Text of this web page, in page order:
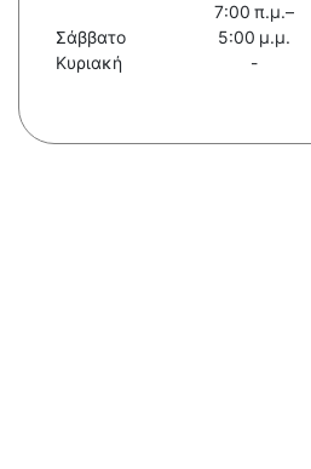
Σάββατο
7:00 π.μ.–
5:00 μ.μ.
Κυριακή
-